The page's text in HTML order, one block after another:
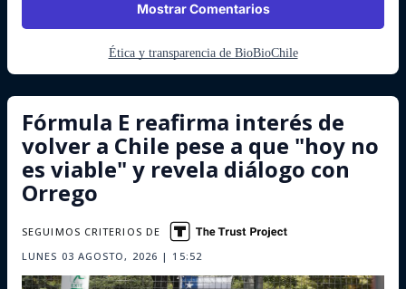
Mostrar Comentarios
Ética y transparencia de BioBioChile
Fórmula E reafirma interés de
volver a Chile pese a que "hoy no
es viable" y revela diálogo con
Orrego
LUNES 03 AGOSTO, 2026 | 15:52
SEGUIMOS CRITERIOS DE